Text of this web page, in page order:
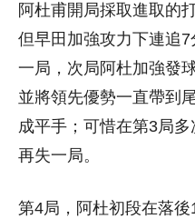
阿杜甫開局採取進取的
但早田加強攻力下連追
一局，次局阿杜加強發
並將領先優勢一直帶到
成平手；可惜在第3局
再失一局。
第4局，阿杜初段在落